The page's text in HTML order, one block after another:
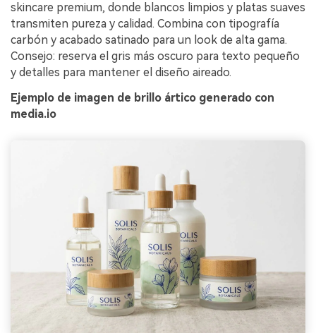
skincare premium, donde blancos limpios y platas suaves
transmiten pureza y calidad. Combina con tipografía
carbón y acabado satinado para un look de alta gama.
Consejo: reserva el gris más oscuro para texto pequeño
y detalles para mantener el diseño aireado.
Ejemplo de imagen de brillo ártico generado con
media.io